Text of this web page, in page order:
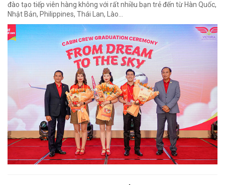
đào tạo tiếp viên hàng không với rất nhiều bạn trẻ đến từ Hàn Quốc,
Nhật Bản, Philippines, Thái Lan, Lào…